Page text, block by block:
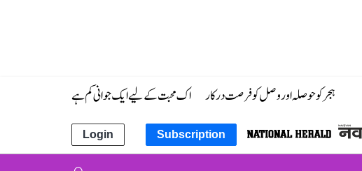
ہجر کو حوصلہ اور وصل کو فرصت درکار اک محبت کے لیے ایک جوانی کم ہے
Subscription
Login